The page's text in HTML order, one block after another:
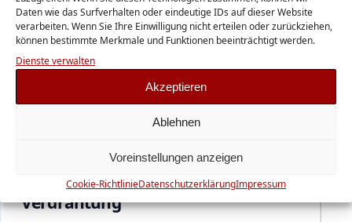
Daten wie das Surfverhalten oder eindeutige IDs auf dieser Website
verarbeiten. Wenn Sie Ihre Einwilligung nicht erteilen oder zurückziehen,
können bestimmte Merkmale und Funktionen beeinträchtigt werden.
Dienste verwalten
Akzeptieren
Ablehnen
Voreinstellungen anzeigen
Cookie-RichtlinieDatenschutzerklärungImpressum
PWM ANALOG FAHRREGLER
PWM-Fahrregler für die analoge
Modelleisenbahn – Teil 4:
Komponenten, Testaufbau und
Verdrahtung